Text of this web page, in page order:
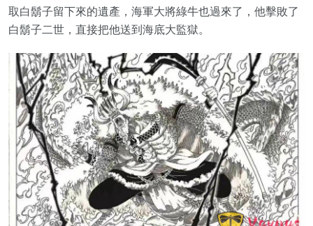
取白鬍子留下來的遺產，海軍大將綠牛也過來了，他擊敗了
白鬍子二世，直接把他送到海底大監獄。